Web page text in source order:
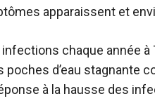
apparaissent et
chaque année à
d’eau stagnante
à la hausse des